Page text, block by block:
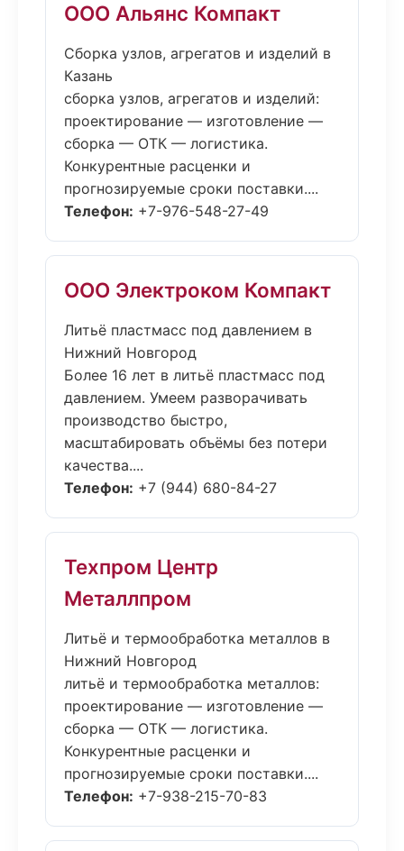
ООО Альянс Компакт
Сборка узлов, агрегатов и изделий в
Казань
сборка узлов, агрегатов и изделий:
проектирование — изготовление —
сборка — ОТК — логистика.
Конкурентные расценки и
прогнозируемые сроки поставки....
Телефон: +7-976-548-27-49
ООО Электроком Компакт
Литьё пластмасс под давлением в
Нижний Новгород
Более 16 лет в литьё пластмасс под
давлением. Умеем разворачивать
производство быстро,
масштабировать объёмы без потери
качества....
Телефон: +7 (944) 680-84-27
Техпром Центр
Металлпром
Литьё и термообработка металлов в
Нижний Новгород
литьё и термообработка металлов:
проектирование — изготовление —
сборка — ОТК — логистика.
Конкурентные расценки и
прогнозируемые сроки поставки....
Телефон: +7-938-215-70-83